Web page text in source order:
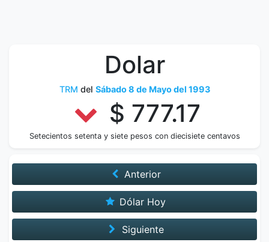
Dolar
TRM del Sábado 8 de Mayo del 1993
$ 777.17
Setecientos setenta y siete pesos con diecisiete centavos
Anterior
Dólar Hoy
Siguiente